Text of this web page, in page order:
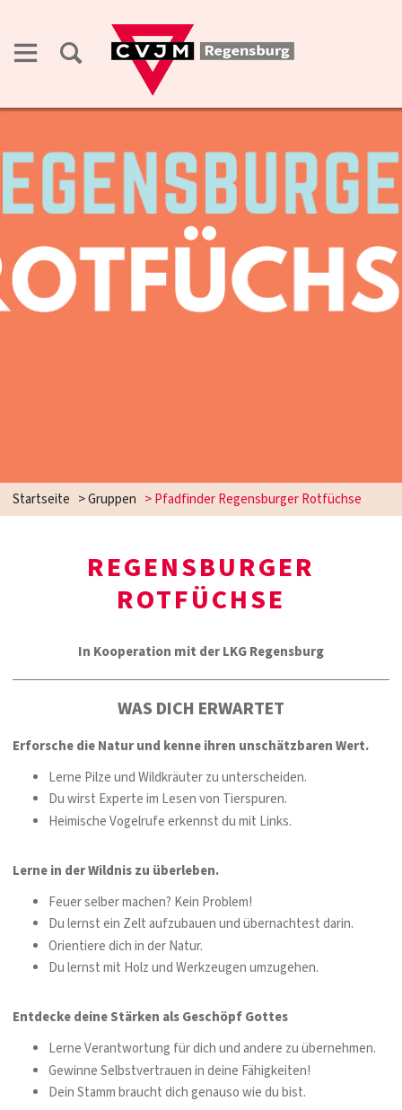
Startseite >Gruppen >Pfadfinder Regensburger Rotfüchse
REGENSBURGER
ROTFÜCHSE
In Kooperation mit der LKG Regensburg
WAS DICH ERWARTET
Erforsche die Natur und kenne ihren unschätzbaren Wert.
Lerne Pilze und Wildkräuter zu unterscheiden.
Du wirst Experte im Lesen von Tierspuren.
Heimische Vogelrufe erkennst du mit Links.
Lerne in der Wildnis zu überleben.
Feuer selber machen? Kein Problem!
Du lernst ein Zelt aufzubauen und übernachtest darin.
Orientiere dich in der Natur.
Du lernst mit Holz und Werkzeugen umzugehen.
Entdecke deine Stärken als Geschöpf Gottes
Lerne Verantwortung für dich und andere zu übernehmen.
Gewinne Selbstvertrauen in deine Fähigkeiten!
Dein Stamm braucht dich genauso wie du bist.